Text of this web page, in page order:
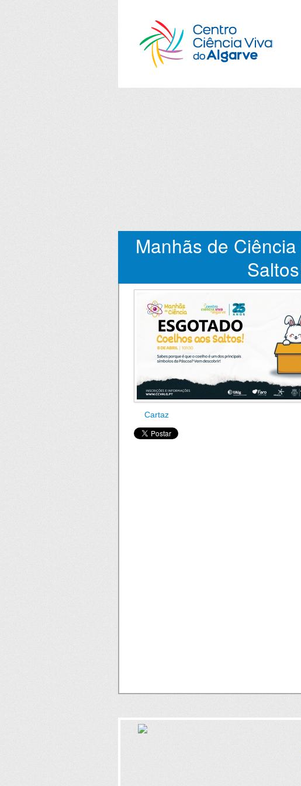
Manhãs de
Cartaz